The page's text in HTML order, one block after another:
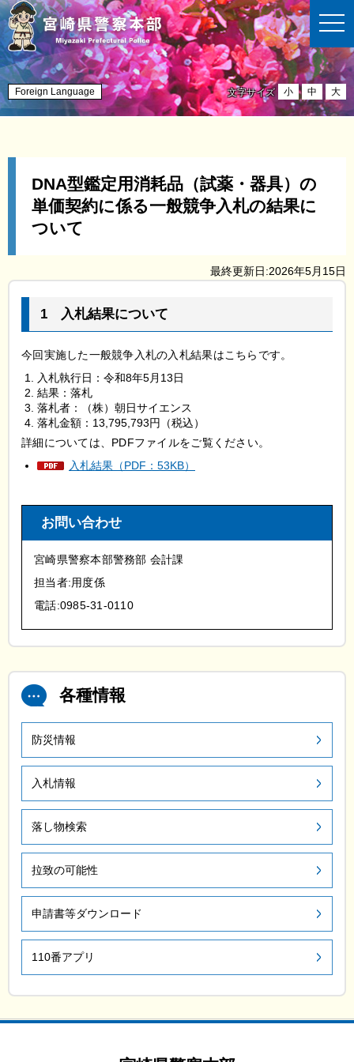
t
o
g
l
e
n
a
v
Foreign Language 文字サイズ 小 中 大
DNA型鑑定用消耗品（試薬・器具）の
単価契約に係る一般競争入札の結果に
ついて
最終更新日:2026年5月15日
1 入札結果について
今回実施した一般競争入札の入札結果はこちらです。
入札執行日：令和8年5月13日
結果：落札
落札者：（株）朝日サイエンス
落札金額：13,795,793円（税込）
詳細については、PDFファイルをご覧ください。
入札結果（PDF：53KB）
お問い合わせ
宮崎県警察本部警務部 会計課
担当者:用度係
電話:0985-31-0110
各種情報
防災情報
入札情報
落し物検索
拉致の可能性
申請書等ダウンロード
110番アプリ